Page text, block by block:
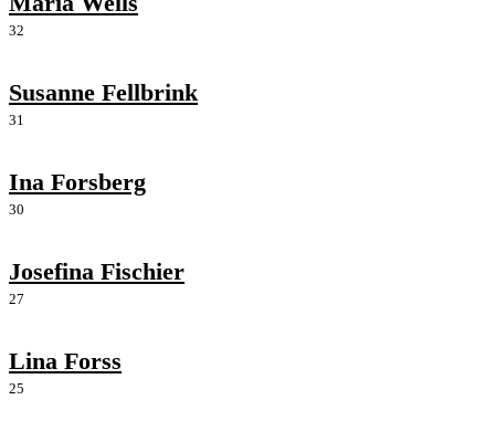
32
Susanne Fellbrink
31
Ina Forsberg
30
Josefina Fischier
27
Lina Forss
25